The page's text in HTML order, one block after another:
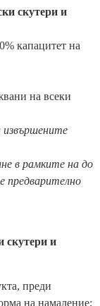
скутери и
капацитет на
на всеки
извършените
в рамките на до
предварително
скутери и
преди
на намаление;